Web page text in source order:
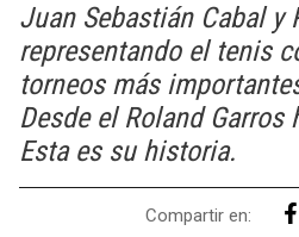
Juan Sebastián Cabal y
representando el tenis
torneos más
Desde el Roland Garros
Esta es su historia.
Compartir en: